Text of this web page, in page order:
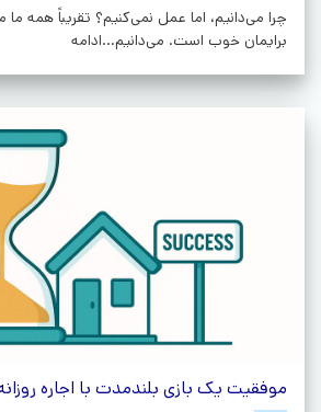
چرا می‌دانیم، اما عمل نمی‌کنیم؟ تقریباً همه
برایمان خوب است. می‌دانیم...ادامه
موفقیت یک بازی بلندمدت با اجاره